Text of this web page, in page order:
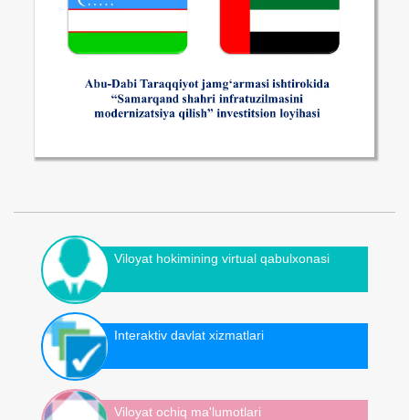
Viloyat hokimining virtual qabulxonasi
Interaktiv davlat xizmatlari
Viloyat ochiq ma'lumotlari